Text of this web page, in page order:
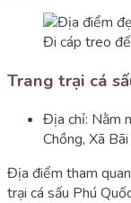
Đi cáp treo
Trang trại cá
Địa chỉ: Nằm
Chồng, Xã
Địa điểm tham
trại cá sấu Phú